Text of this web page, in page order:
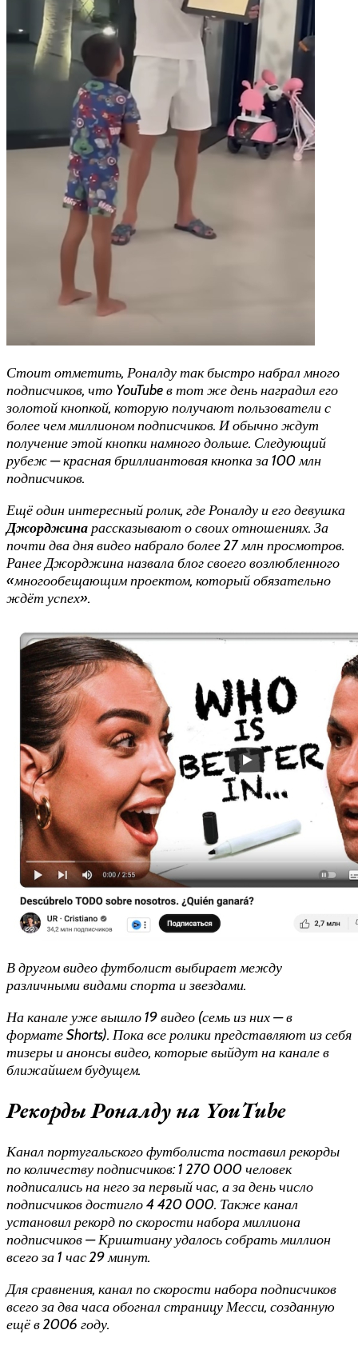
Стоит отметить, Роналду так быстро набрал много
подписчиков, что YouTube в тот же день наградил его
золотой кнопкой, которую получают пользователи с
более чем миллионом подписчиков. И обычно ждут
получение этой кнопки намного дольше. Следующий
рубеж — красная бриллиантовая кнопка за 100 млн
подписчиков.
Ещё один интересный ролик, где Роналду и его девушка
Джорджинарассказывают о своих отношениях. За
почти два дня видео набрало более 27 млн просмотров.
Ранее Джорджина назвала блог своего возлюбленного
«многообещающим проектом, который обязательно
ждёт успех».
В другом видео футболист выбирает между
различными видами спорта и звездами.
На канале уже вышло 19 видео (семь из них — в
формате Shorts). Пока все ролики представляют из себя
тизеры и анонсы видео, которые выйдут на канале в
ближайшем будущем.
Рекорды Роналду на YouTube
Канал португальского футболиста поставил рекорды
по количеству подписчиков: 1 270 000 человек
подписались на него за первый час, а за день число
подписчиков достигло 4 420 000. Также канал
установил рекорд по скорости набора миллиона
подписчиков — Криштиану удалось собрать миллион
всего за 1 час 29 минут.
Для сравнения, канал по скорости набора подписчиков
всего за два часа обогнал страницу Месси, созданную
ещё в 2006 году.